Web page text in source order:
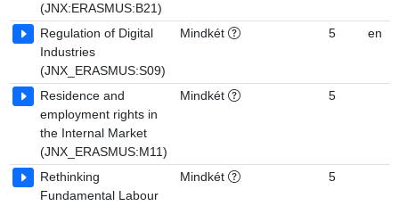
(JNX:ERASMUS:B21)
Regulation of Digital
Industries
(JNX_ERASMUS:S09)
Mindkét 5 en
Residence and
employment rights in
the Internal Market
(JNX_ERASMUS:M11)
Mindkét 5
Rethinking
Fundamental Labour
Mindkét 5